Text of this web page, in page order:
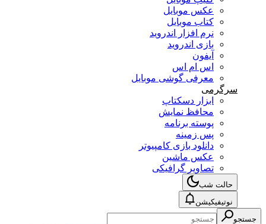
عکس موبایل
کتاب موبایل
نرم افزار اندروید
بازی اندروید
آیفون
اس ام اس
معرفی گوشی موبایل
سرگرمی
ابزار دسکتاپ
محافظ نمایش
پوسته برنامه
پس زمینه
دانلود بازی کامپیوتر
عکس ماشین
تصاویر گرافیکی
حالت شب
نوتیفیکیشن
جستجو